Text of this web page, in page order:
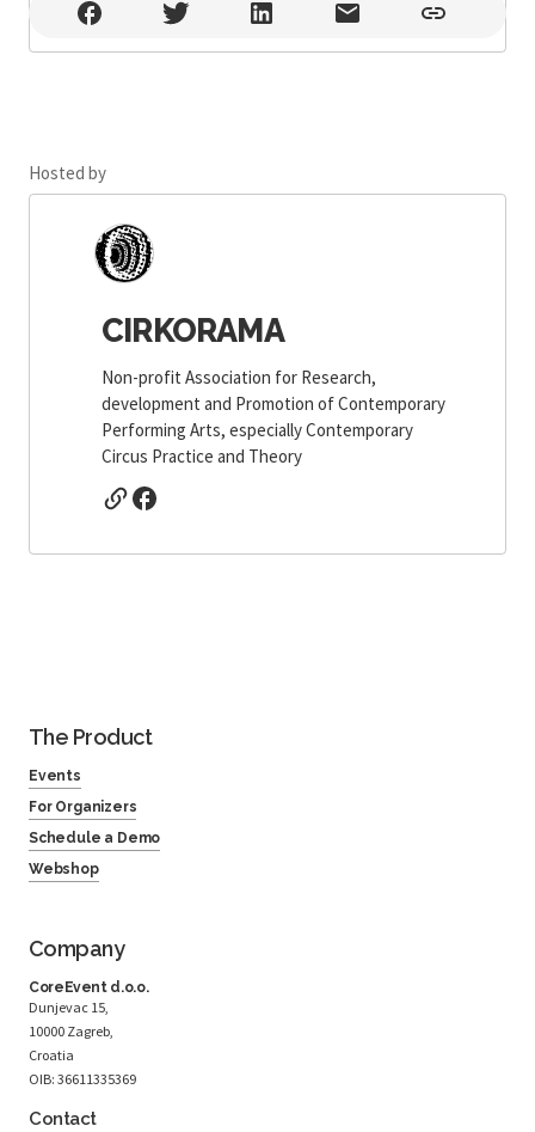
CirkoBalkana šator , Zagreb
Hosted by
CIRKORAMA
Non-profit Association for Research,
development and Promotion of Contemporary
Performing Arts, especially Contemporary
Circus Practice and Theory
The Product
Events
For Organizers
Schedule a Demo
Webshop
Company
CoreEvent d.o.o.
Dunjevac 15,
10000 Zagreb,
Croatia
OIB: 36611335369
Contact